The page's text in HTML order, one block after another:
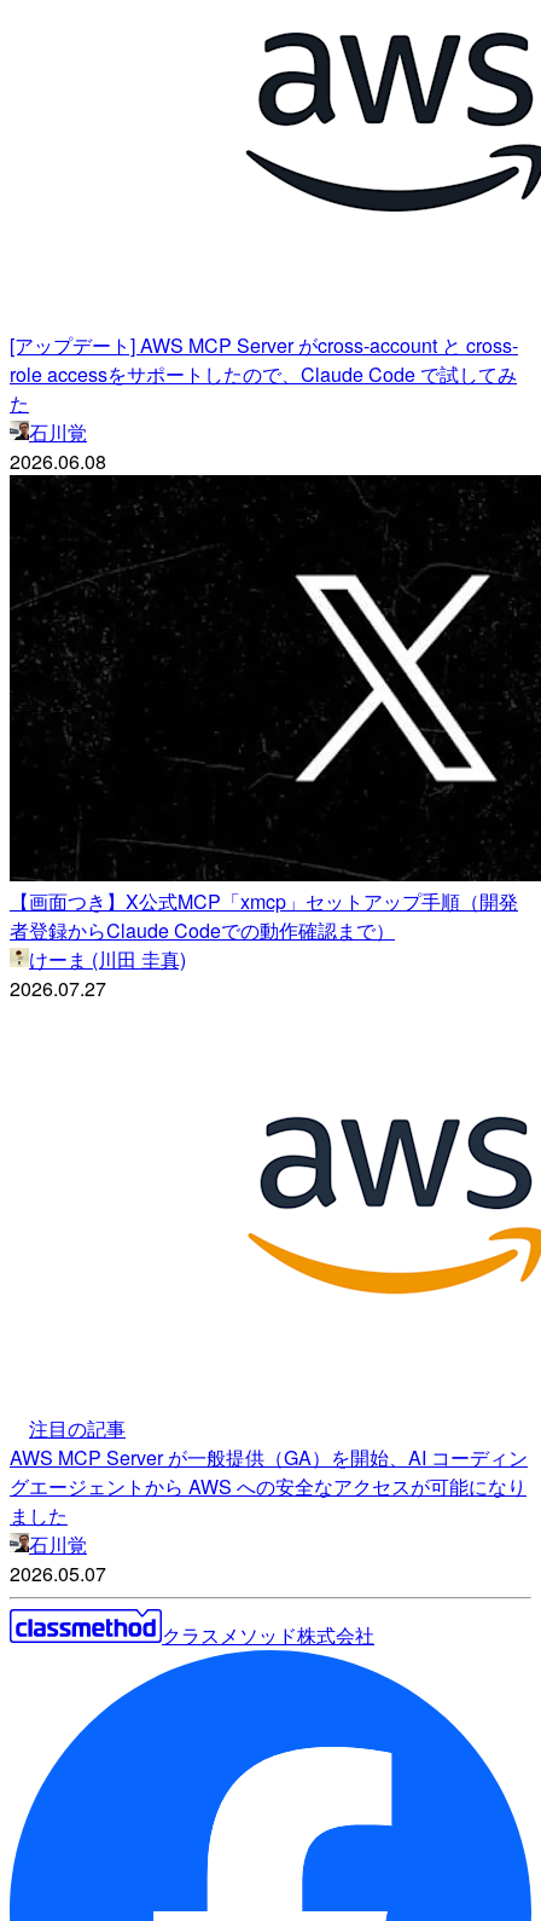
[アップデート] AWS MCP Server がcross-account と cross-
role accessをサポートしたので、Claude Code で試してみ
た
石川覚
2026.06.08
【画面つき】X公式MCP「xmcp」セットアップ手順（開発
者登録からClaude Codeでの動作確認まで）
けーま (川田 圭真)
2026.07.27
注目の記事
AWS MCP Server が一般提供（GA）を開始、AI コーディン
グエージェントから AWS への安全なアクセスが可能になり
ました
石川覚
2026.05.07
クラスメソッド株式会社